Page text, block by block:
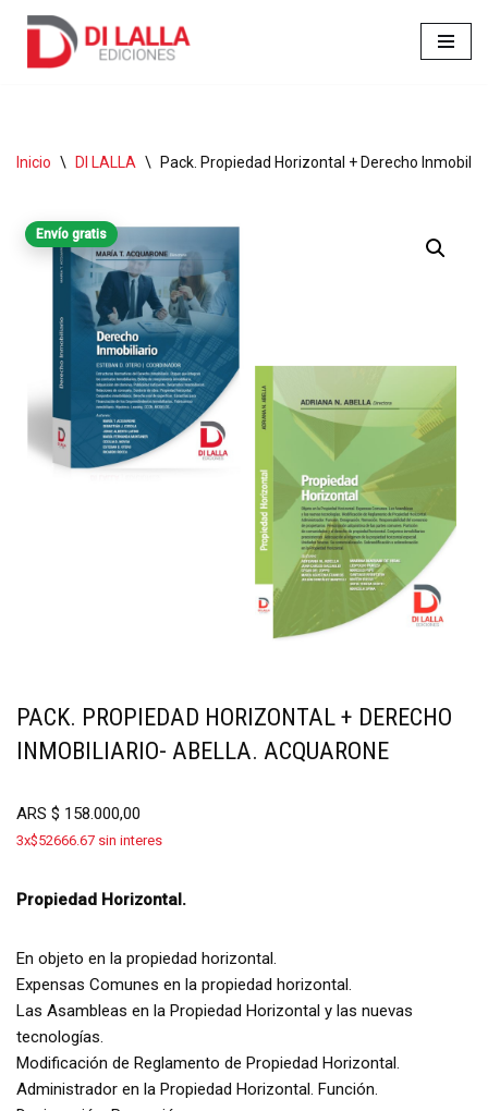
Inicio \ DI LALLA \ Pack. Propiedad Horizontal + Derecho
Envío gratis
PACK. PROPIEDAD HORIZONTAL + DERECHO
INMOBILIARIO- ABELLA. ACQUARONE
ARS $ 158.000,00
3x$52666.67 sin interes
Propiedad Horizontal.
En objeto en la propiedad horizontal.
Expensas Comunes en la propiedad horizontal.
Las Asambleas en la Propiedad Horizontal y las nuevas
tecnologías.
Modificación de Reglamento de Propiedad Horizontal.
Administrador en la Propiedad Horizontal. Función.